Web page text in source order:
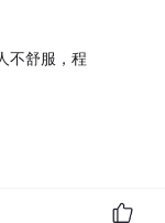
不舒服，程